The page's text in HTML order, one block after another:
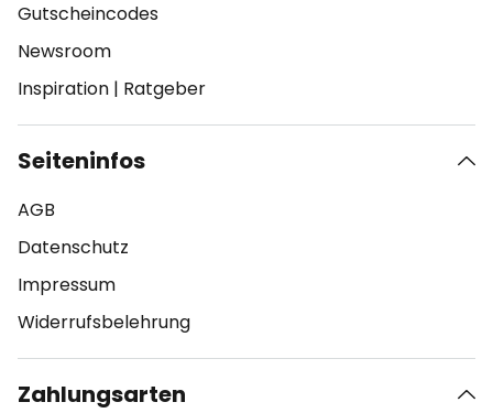
Gutscheincodes
Newsroom
Inspiration | Ratgeber
Seiteninfos
AGB
Datenschutz
Impressum
Widerrufsbelehrung
Zahlungsarten